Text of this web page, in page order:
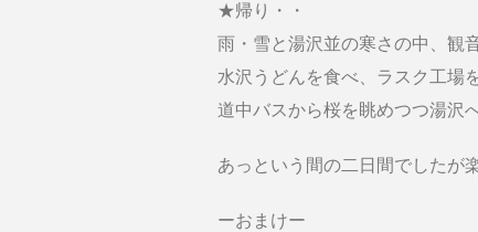
★帰り・・
雨・雪と湯沢並の寒さの中、観
水沢うどんを食べ、ラスク工場
道中バスから桜を眺めつつ湯沢
あっという間の二日間でしたが
ーおまけー